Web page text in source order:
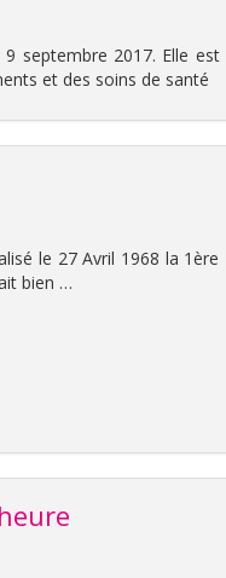
septembre 2017. Elle est
et des soins de santé
le 27 Avril 1968 la 1ère
bien …